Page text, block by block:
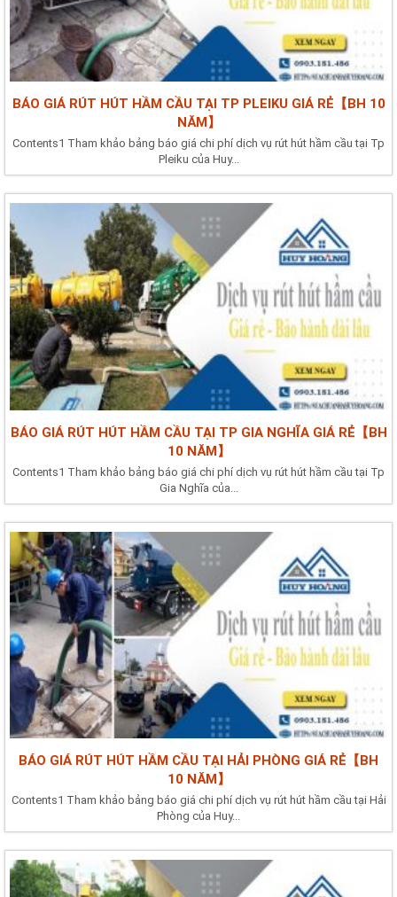
BÁO GIÁ RÚT HÚT HẦM CẦU TẠI TP PLEIKU GIÁ RẺ【BH 10
NĂM】
Contents1 Tham khảo bảng báo giá chi phí dịch vụ rút hút hầm cầu tại Tp
Pleiku của Huy...
BÁO GIÁ RÚT HÚT HẦM CẦU TẠI TP GIA NGHĨA GIÁ RẺ【BH
10 NĂM】
Contents1 Tham khảo bảng báo giá chi phí dịch vụ rút hút hầm cầu tại Tp
Gia Nghĩa của...
BÁO GIÁ RÚT HÚT HẦM CẦU TẠI HẢI PHÒNG GIÁ RẺ【BH
10 NĂM】
Contents1 Tham khảo bảng báo giá chi phí dịch vụ rút hút hầm cầu tại Hải
Phòng của Huy...